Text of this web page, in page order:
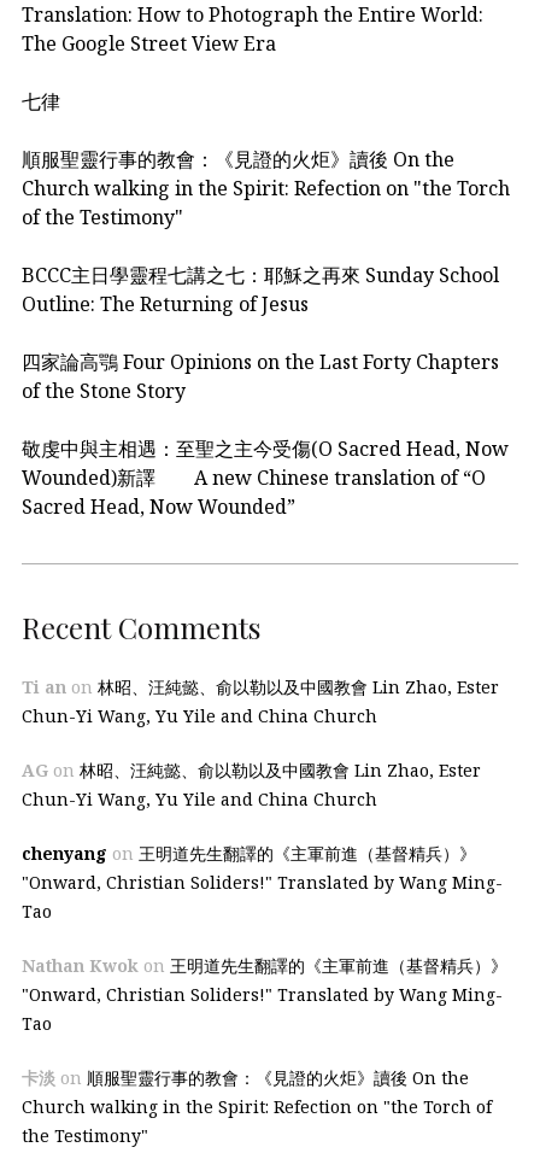
Translation: How to Photograph the Entire World:
The Google Street View Era
七律
順服聖靈行事的教會：《見證的火炬》讀後 On the
Church walking in the Spirit: Refection on "the Torch
of the Testimony"
BCCC主日學靈程七講之七：耶穌之再來 Sunday School
Outline: The Returning of Jesus
四家論高鶚 Four Opinions on the Last Forty Chapters
of the Stone Story
敬虔中與主相遇：至聖之主今受傷(O Sacred Head, Now
Wounded)新譯 A new Chinese translation of “O
Sacred Head, Now Wounded”
Recent Comments
Ti an on 林昭、汪純懿、俞以勒以及中國教會 Lin Zhao, Ester
Chun-Yi Wang, Yu Yile and China Church
AG on 林昭、汪純懿、俞以勒以及中國教會 Lin Zhao, Ester
Chun-Yi Wang, Yu Yile and China Church
chenyang on 王明道先生翻譯的《主軍前進（基督精兵）》
"Onward, Christian Soliders!" Translated by Wang Ming-
Tao
Nathan Kwok on 王明道先生翻譯的《主軍前進（基督精兵）》
"Onward, Christian Soliders!" Translated by Wang Ming-
Tao
卡淡 on 順服聖靈行事的教會：《見證的火炬》讀後 On the
Church walking in the Spirit: Refection on "the Torch of
the Testimony"